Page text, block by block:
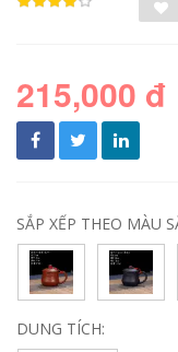
215,000 đ
SẮP XẾP THEO MÀU
DUNG TÍCH: